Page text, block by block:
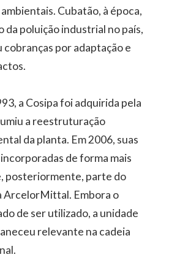
Cubatão, à época,
da poluição industrial no país,
por adaptação e
a Cosipa foi adquirida pela
a reestruturação
da planta. Em 2006, suas
de forma mais
posteriormente, parte do
ArcelorMittal. Embora o
de ser utilizado, a unidade
relevante na cadeia